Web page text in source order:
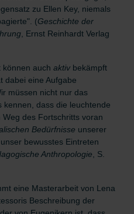
zu Ellen Key, niemals
(Geschichte der
, Ernst Reinhardt Verlag
können auch aktiv bekämpft
dabei eine Aufgabe
müssen nicht nur das
dass die leuchtende
des Fortschritts voran
Bedürfnisse unserer
bewusstes Eintreten
Anthropologie , S.
eine Masterarbeit von Lena
Beschreibung der